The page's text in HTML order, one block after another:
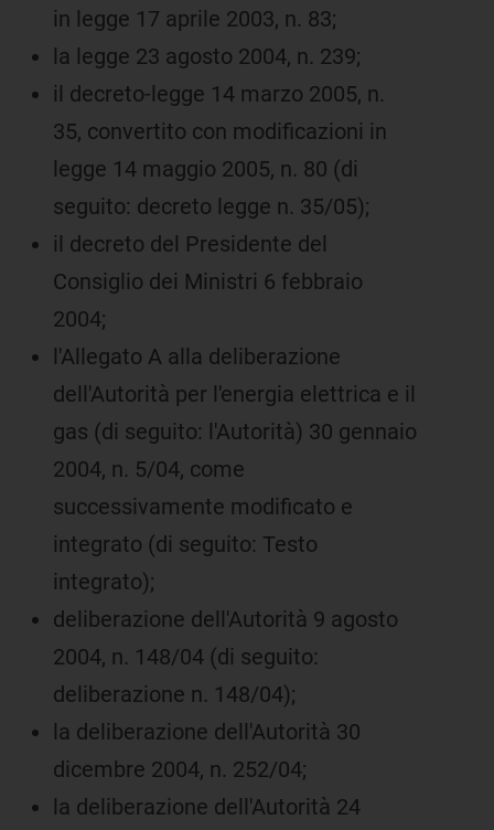
in legge 17 aprile 2003, n. 83;
la legge 23 agosto 2004, n. 239;
il decreto-legge 14 marzo 2005, n.
35, convertito con modificazioni in
legge 14 maggio 2005, n. 80 (di
seguito: decreto legge n. 35/05);
il decreto del Presidente del
Consiglio dei Ministri 6 febbraio
2004;
l'Allegato A alla deliberazione
dell'Autorità per l'energia elettrica e il
gas (di seguito: l'Autorità) 30 gennaio
2004, n. 5/04, come
successivamente modificato e
integrato (di seguito: Testo
integrato);
deliberazione dell'Autorità 9 agosto
2004, n. 148/04 (di seguito:
deliberazione n. 148/04);
la deliberazione dell'Autorità 30
dicembre 2004, n. 252/04;
la deliberazione dell'Autorità 24